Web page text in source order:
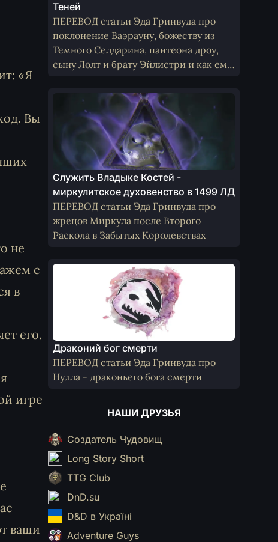
«Я
Вы
не
с
в
его.
игре
ваши
Теней
ПЕРЕВОД статьи Эда Гринвуда про
поклонение Ваэрауну, божеству из
Темного Селдарина, пантеона дроу,
сыну Лолт и брату Эйлистри и как ему
Служить Владыке Костей -
миркулитское духовенство в 1499 ЛД
ПЕРЕВОД статьи Эда Гринвуда про
жрецов Миркула после Второго
Раскола в Забытых Королевствах
Драконий бог смерти
ПЕРЕВОД статьи Эда Гринвуда про
Нулла - драконьего бога смерти
НАШИ ДРУЗЬЯ
Создатель Чудовищ
Long Story Short
TTG Club
DnD.su
D&D в Україні
Adventure Guys